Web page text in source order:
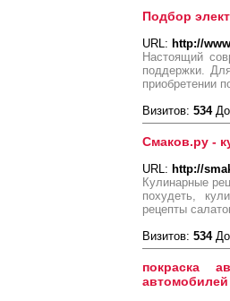
Подбор
URL: http://
Настоящий
поддержки.
приобретении
Визитов: 534
Смаков.ру -
URL: http://
Кулинарные
похудеть,
рецепты
Визитов: 534
покраска
автомобилей